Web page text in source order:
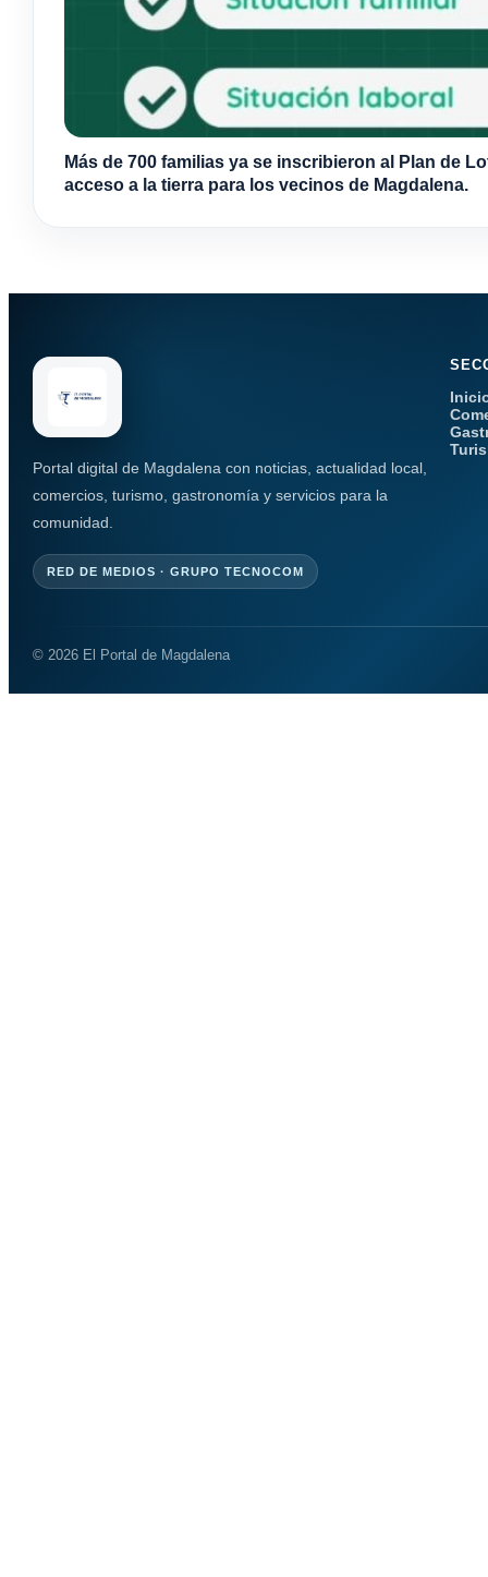
Más de 700 familias ya se inscribieron al Plan de
acceso a la tierra para los vecinos de Magdalena.
Portal digital de Magdalena con noticias, actualidad local,
comercios, turismo, gastronomía y servicios para la
comunidad.
RED DE MEDIOS · GRUPO TECNOCOM
© 2026 El Portal de Magdalena